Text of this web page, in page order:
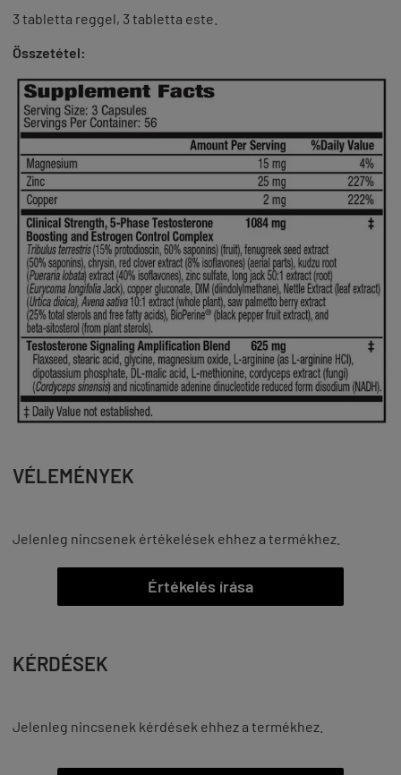
3 tabletta reggel, 3 tabletta este.
Összetétel:
VÉLEMÉNYEK
Jelenleg nincsenek értékelések ehhez a termékhez.
Értékelés írása
KÉRDÉSEK
Jelenleg nincsenek kérdések ehhez a termékhez.